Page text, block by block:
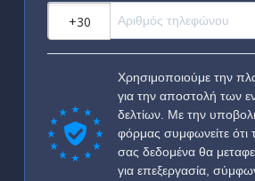
Χρησιμοποιούμε την
για την αποστολή των
δελτίων. Με την
φόρμας συμφωνείτε
σας δεδομένα θα
για επεξεργασία,